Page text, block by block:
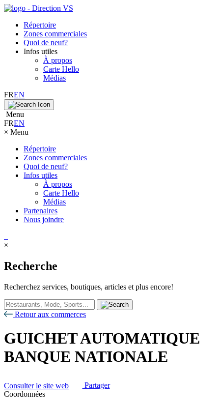
Répertoire
Zones commerciales
Quoi de neuf?
Infos utiles
À propos
Carte Hello
Médias
FREN
Menu
FREN
× Menu
Répertoire
Zones commerciales
Quoi de neuf?
Infos utiles
À propos
Carte Hello
Médias
Partenaires
Nous joindre
×
Recherche
Recherchez services, boutiques, articles et plus encore!
Retour aux commerces
GUICHET AUTOMATIQUE
BANQUE NATIONALE
Consulter le site web
Partager
Coordonnées